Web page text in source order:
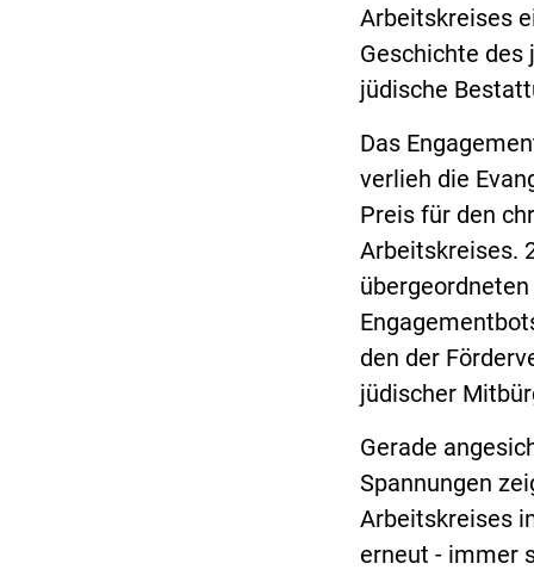
Arbeitskreises
Geschichte des
jüdische
Das
verlieh die
Preis für den
Arbeitskreises.
den der
jüdischer
Gerade
Spannungen
Arbeitskreises
erneut - immer